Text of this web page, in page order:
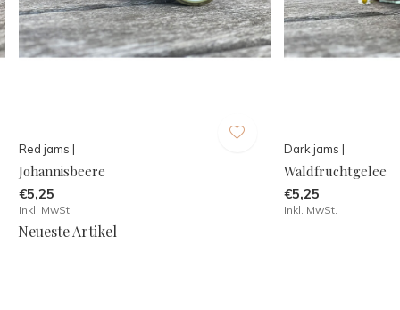
Red jams |
Johannisbeere
€5,25
Inkl. MwSt.
Dark jams |
Waldfruchtgelee
€5,25
Inkl. MwSt.
Neueste Artikel